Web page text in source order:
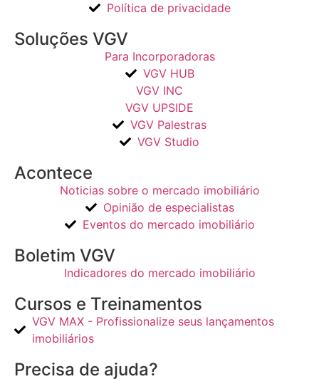
Política de privacidade
Soluções VGV
Para Incorporadoras
VGV HUB
VGV INC
VGV UPSIDE
VGV Palestras
VGV Studio
Acontece
Noticias sobre o mercado imobiliário
Opinião de especialistas
Eventos do mercado imobiliário
Boletim VGV
Indicadores do mercado imobiliário
Cursos e Treinamentos
VGV MAX - Profissionalize seus lançamentos
imobiliários
Precisa de ajuda?